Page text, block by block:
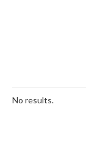
No results.